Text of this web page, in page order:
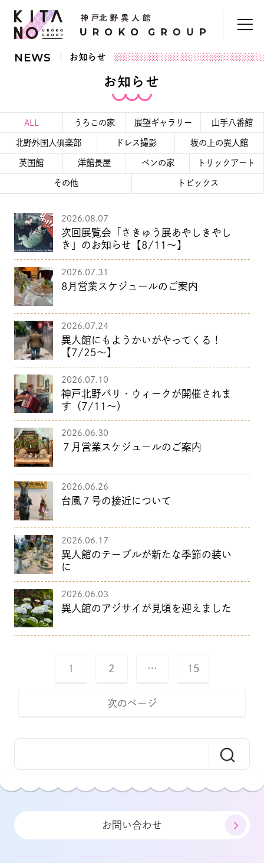
NEWS お知らせ
お知らせ
ALL うろこの家 展望ギャラリー 山手八番館
北野外国人俱楽部 ドレス撮影 坂の上の異人館
英国館 洋館長屋 ベンの家 トリックアート
その他 トピックス
2026.08.07
次回展覧会「さきゅう展あやしきやし
き」のお知らせ【8/11～】
2026.07.31
8月営業スケジュールのご案内
2026.07.24
異人館にもようかいがやってくる！
【7/25～】
2026.07.10
神戸北野パリ・ウィークが開催されま
す（7/11～）
2026.06.30
７月営業スケジュールのご案内
2026.06.26
台風７号の接近について
2026.06.17
異人館のテーブルが新たな季節の装い
に
2026.06.03
異人館のアジサイが見頃を迎えました
1 2 … 15
次のページ
お問い合わせ